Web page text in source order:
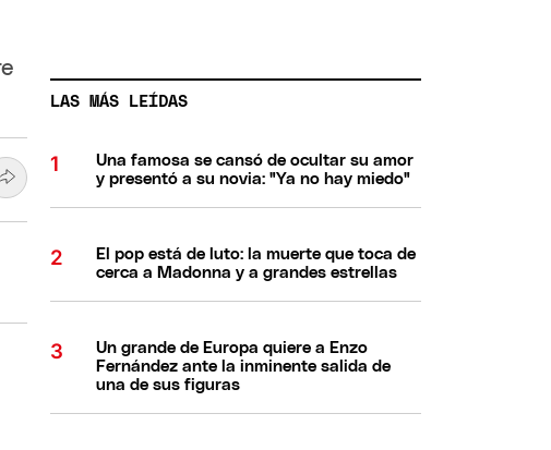
LAS MÁS LEÍDAS
Una famosa se cansó de ocultar su amor
y presentó a su novia: "Ya no hay miedo"
El pop está de luto: la muerte que toca de
cerca a Madonna y a grandes estrellas
Un grande de Europa quiere a Enzo
Fernández ante la inminente salida de
una de sus figuras